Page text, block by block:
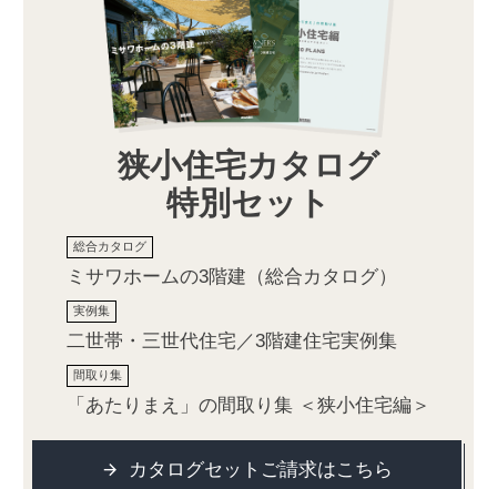
狭小住宅カタログ
特別セット
ミサワホームの3階建（総合カタログ）
二世帯・三世代住宅／3階建住宅実例集
「あたりまえ」の間取り集 ＜狭小住宅編＞
カタログセットご請求はこちら